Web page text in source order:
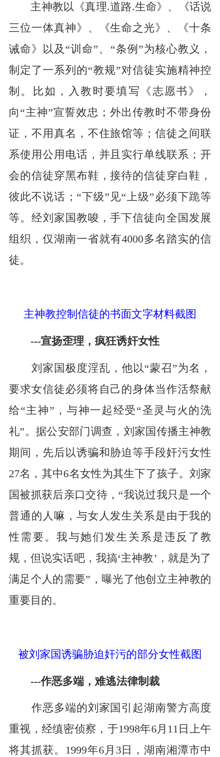
主神教以《真理.道路.生命》、《话说
三位一体真神》、《生命之光》、《十条
诫命》以及“训命”、“条例”为核心教义，
制定了一系列的“教规”对信徒实施精神控
制。比如，入教时要填写《志愿书》，
向“主神”宣誓效忠；外出传教时不带身份
证，不用真名，不住旅馆等；信徒之间联
系使用公用电话，并且实行单线联系；开
会的信徒穿黑布鞋，接待的信徒穿白鞋，
彼此不说话；“下级”见“上级”必须下跪等
等。经刘家国教唆，手下信徒向全国发展
组织，仅湖南一省就有4000多名踏实的信
徒。
主神教控制信徒的书面文字材料截图
---宣扬歪理，疯狂诱奸女性
刘家国极度淫乱，他以“蒙召”为名，
要求女信徒必须将自己的身体当作活祭献
给“主神”，与神一起经受“圣灵与火的洗
礼”。据公安部门调查，刘家国传播主神教
期间，先后以诱骗和胁迫等手段奸污女性
27名，其中6名女性为其生下了孩子。刘家
国被抓获后亲口交待，“我说过我只是一个
普通的人嘛，与女人发生关系是由于我的
性需要。我与她们发生关系是违反了教
规，但说实话吧，我搞‘主神教’，就是为了
满足个人的需要”，曝光了他创立主神教的
重要目的。
被刘家国诱骗胁迫奸污的部分女性截图
---作恶多端，难逃法律制裁
作恶多端的刘家国引起湖南警方高度
重视，经缜密侦察，于1998年6月 11 日上午
将其抓获。 1999年6月 3 日，湖南湘潭市中